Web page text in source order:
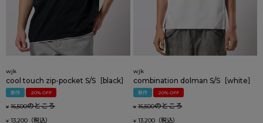
wjk
cool touch zip-pocket S/S［black］
新作 20% OFF
¥ 16,500のところ
¥ 13,200
wjk
combination dolman S/S［white］
新作 20% OFF
¥ 16,500のところ
¥ 13,200